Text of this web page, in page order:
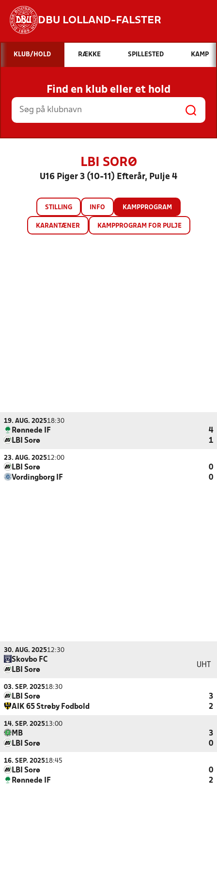
DBU LOLLAND-FALSTER
Hvad vil du søge efter?
INDHOLD OG NYHEDER
STILLINGER, RESULTATER, KLUBBER OG
HOLD
KLUB/HOLD RÆKKE SPILLESTED KAMP
Find en klub eller et hold
LBI SORØ
U16 Piger 3 (10-11) Efterår, Pulje 4
STILLING INFO KAMPPROGRAM
KARANTÆNER KAMPPROGRAM FOR PULJE
19. AUG. 202518:30
Rønnede IF
4
LBI Sorø
1
23. AUG. 202512:00
LBI Sorø
0
Vordingborg IF
0
30. AUG. 202512:30
Skovbo FC
LBI Sorø
UHT
03. SEP. 202518:30
LBI Sorø
3
AIK 65 Strøby Fodbold
2
14. SEP. 202513:00
MB
3
LBI Sorø
0
16. SEP. 202518:45
LBI Sorø
0
Rønnede IF
2